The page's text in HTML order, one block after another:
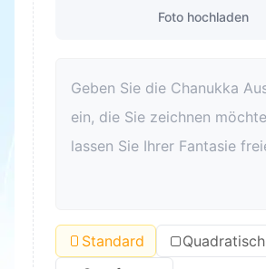
Foto hochladen
Standard
Quadratisch